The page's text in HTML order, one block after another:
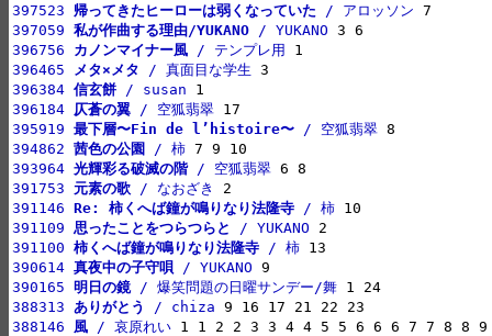
397523 帰ってきたヒーローは弱くなっていた / アロッソン
397059 私が作曲する理由/YUKANO / YUKANO
396756 カノンマイナー風 / テンプレ用
396465
メタ×メタ / 真面目な学生
396384 信玄餅 / susan
396184 仄蒼の翼 / 空狐翡翠
395919 最下層〜Fin de l’histoire〜 / 空狐翡翠
394862 茜色の公園 / 柿
393964 光輝彩る破滅の階 / 空狐翡翠
391753 元素の歌 / なおざき
391146 Re: 柿くへば鐘が鳴りなり法隆寺 / 柿
391109 思ったことをつらつらと / YUKANO
391100 柿くへば鐘が鳴りなり法隆寺 / 柿
390614 真夜中の子守唄 / YUKANO
390165 明日の鏡 / 爆笑問題の日曜サンデー/舞
388313 ありがとう / chiza
388146 風 / 哀原れい